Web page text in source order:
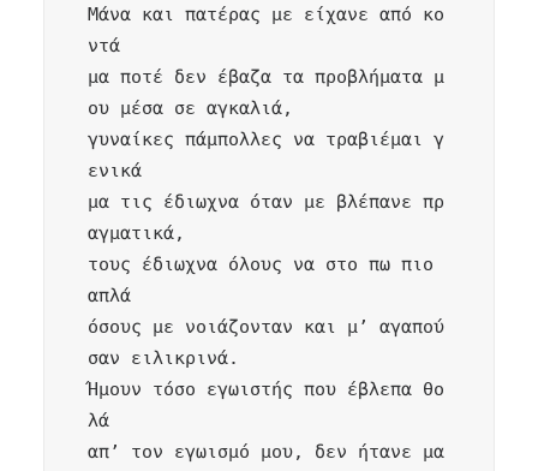
Μάνα και πατέρας με είχανε από κο
ντά
μα ποτέ δεν έβαζα τα προβλήματα μ
ου μέσα σε αγκαλιά,
γυναίκες πάμπολλες να τραβιέμαι γ
ενικά
μα τις έδιωχνα όταν με βλέπανε πρ
αγματικά,
τους έδιωχνα όλους να στο πω πιο
απλά
όσους με νοιάζονταν και μ’ αγαπού
σαν ειλικρινά.
Ήμουν τόσο εγωιστής που έβλεπα θο
λά
απ’ τον εγωισμό μου, δεν ήτανε μα